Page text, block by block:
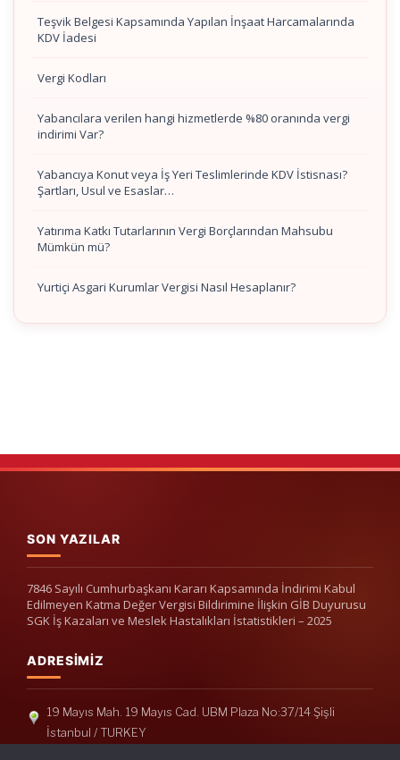
Teşvik Belgesi Kapsamında Yapılan İnşaat Harcamalarında
KDV İadesi
Vergi Kodları
Yabancılara verilen hangi hizmetlerde %80 oranında vergi
indirimi Var?
Yabancıya Konut veya İş Yeri Teslimlerinde KDV İstisnası?
Şartları, Usul ve Esaslar…
Yatırıma Katkı Tutarlarının Vergi Borçlarından Mahsubu
Mümkün mü?
Yurtiçi Asgari Kurumlar Vergisi Nasıl Hesaplanır?
SON YAZILAR
7846 Sayılı Cumhurbaşkanı Kararı Kapsamında İndirimi Kabul
Edilmeyen Katma Değer Vergisi Bildirimine İlişkin GİB Duyurusu
SGK İş Kazaları ve Meslek Hastalıkları İstatistikleri – 2025
ADRESIMIZ
19 Mayıs Mah. 19 Mayıs Cad. UBM Plaza No:37/14 Şişli
İstanbul / TURKEY